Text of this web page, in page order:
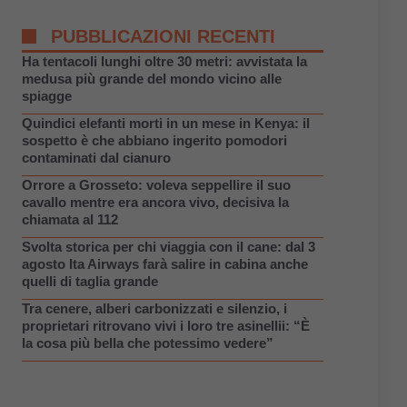
PUBBLICAZIONI RECENTI
Ha tentacoli lunghi oltre 30 metri: avvistata la
medusa più grande del mondo vicino alle
spiagge
Quindici elefanti morti in un mese in Kenya: il
sospetto è che abbiano ingerito pomodori
contaminati dal cianuro
Orrore a Grosseto: voleva seppellire il suo
cavallo mentre era ancora vivo, decisiva la
chiamata al 112
Svolta storica per chi viaggia con il cane: dal 3
agosto Ita Airways farà salire in cabina anche
quelli di taglia grande
Tra cenere, alberi carbonizzati e silenzio, i
proprietari ritrovano vivi i loro tre asinellii: “È
la cosa più bella che potessimo vedere”